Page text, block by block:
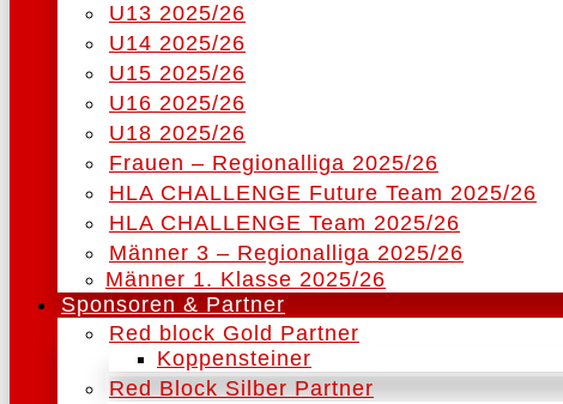
U13 2025/26
U14 2025/26
U15 2025/26
U16 2025/26
U18 2025/26
Frauen – Regionalliga 2025/26
HLA CHALLENGE Future Team 2025/26
HLA CHALLENGE Team 2025/26
Männer 3 – Regionalliga 2025/26
Männer 1. Klasse 2025/26
Sponsoren & Partner
Red block Gold Partner
Koppensteiner
Red Block Silber Partner